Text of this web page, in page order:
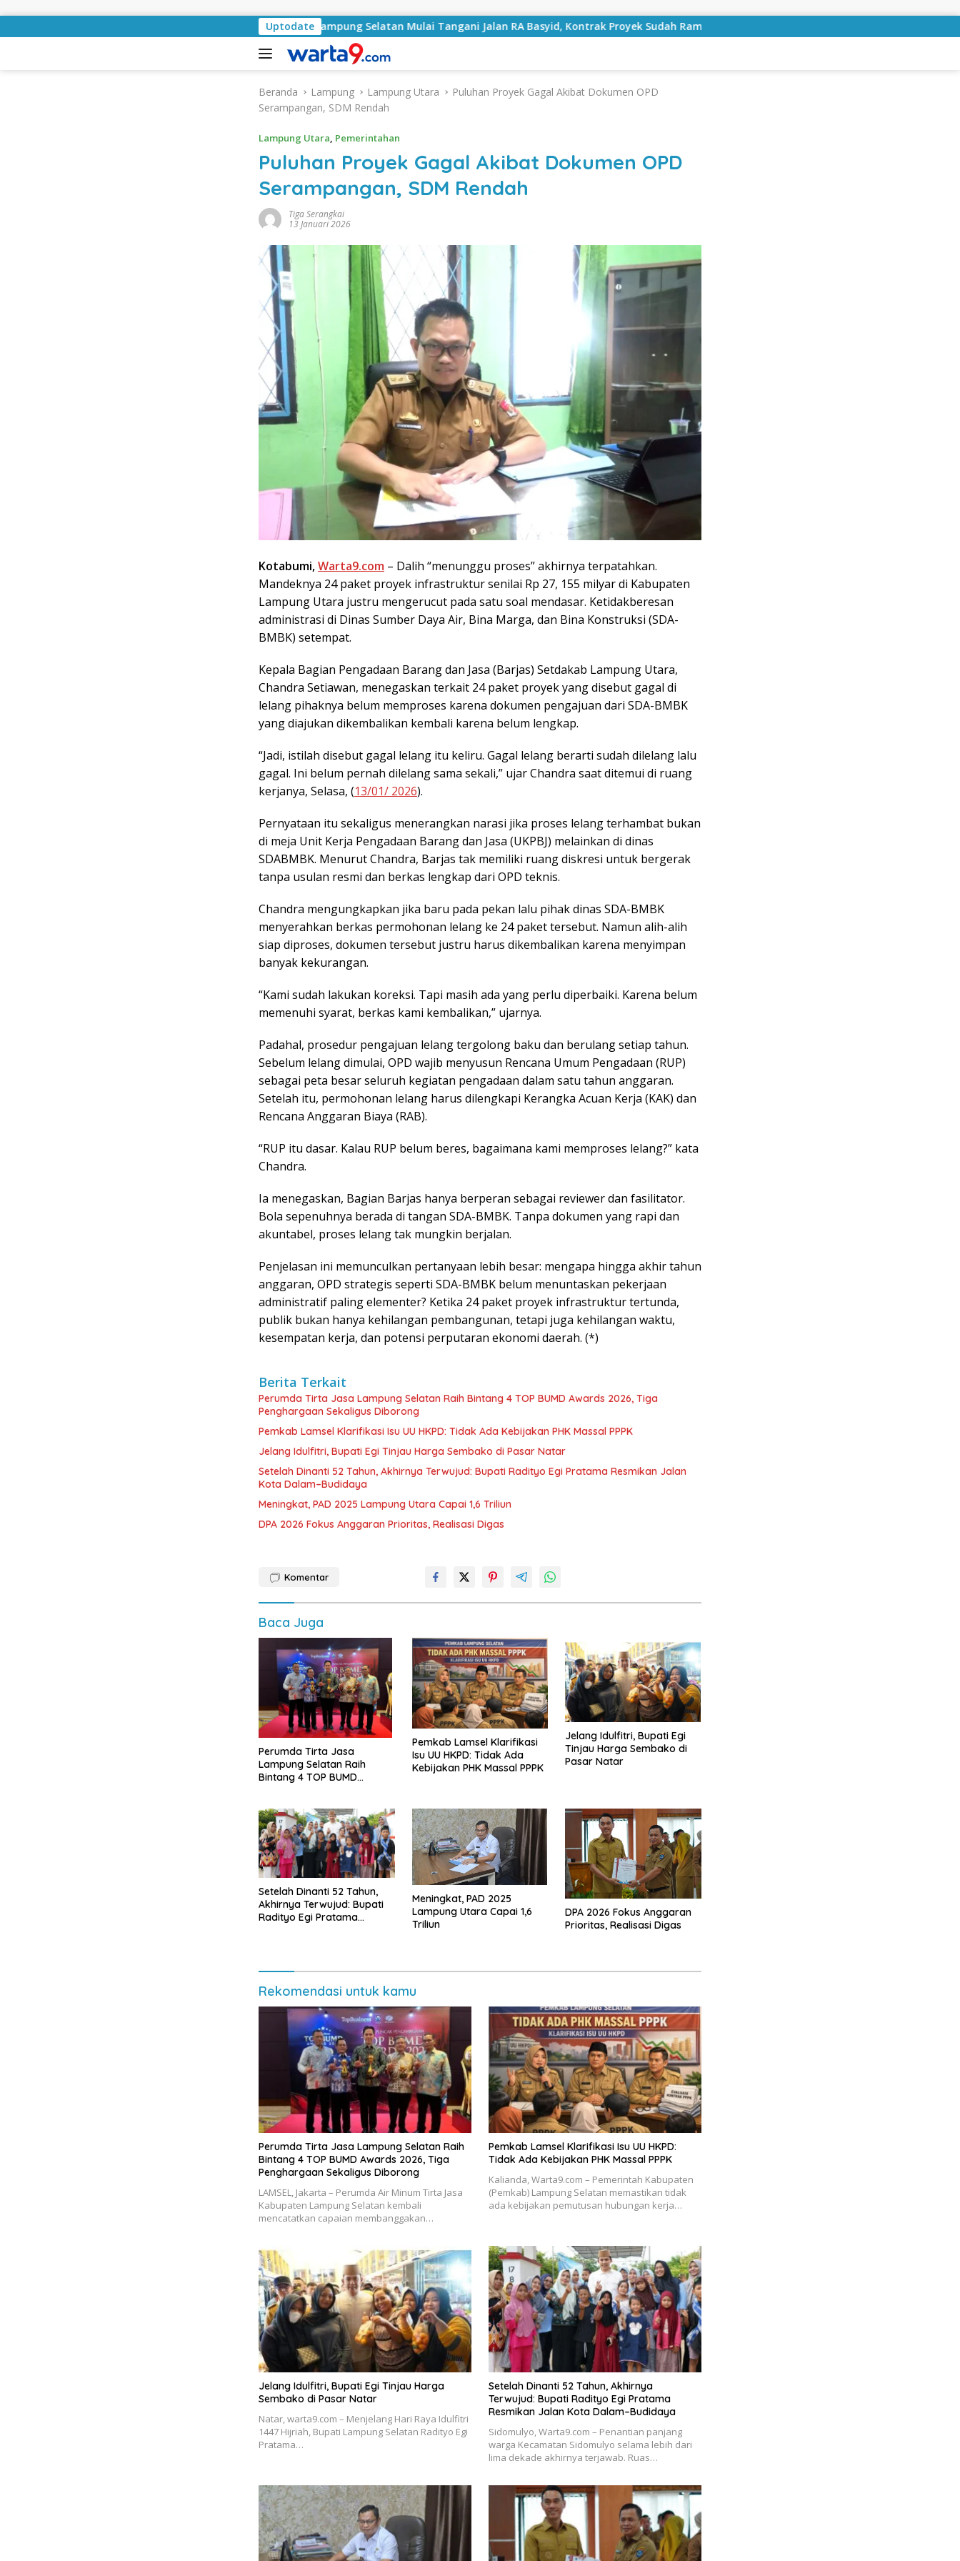
Uptodate
Pemkab Lampung Selatan Mulai Tangani Jalan RA Basyid, Kontrak Proyek Sudah Rampung Bulan Kemerdekaan, Bupati Lampung Selatan Ajak
Beranda Lampung Lampung Utara
Puluhan Proyek Gagal Akibat Dokumen OPD
Serampangan, SDM Rendah
Lampung Utara, Pemerintahan
Puluhan Proyek Gagal Akibat Dokumen OPD
Serampangan, SDM Rendah
Tiga Serangkai
13 Januari 2026
Kotabumi,Warta9.com – Dalih “menunggu proses” akhirnya terpatahkan.
Mandeknya 24 paket proyek infrastruktur senilai Rp 27, 155 milyar di Kabupaten
Lampung Utara justru mengerucut pada satu soal mendasar. Ketidakberesan
administrasi di Dinas Sumber Daya Air, Bina Marga, dan Bina Konstruksi (SDA-
BMBK) setempat.
Kepala Bagian Pengadaan Barang dan Jasa (Barjas) Setdakab Lampung Utara,
Chandra Setiawan, menegaskan terkait 24 paket proyek yang disebut gagal di
lelang pihaknya belum memproses karena dokumen pengajuan dari SDA-BMBK
yang diajukan dikembalikan kembali karena belum lengkap.
“Jadi, istilah disebut gagal lelang itu keliru. Gagal lelang berarti sudah dilelang lalu
gagal. Ini belum pernah dilelang sama sekali,” ujar Chandra saat ditemui di ruang
kerjanya, Selasa, (13/01/ 2026).
Pernyataan itu sekaligus menerangkan narasi jika proses lelang terhambat bukan
di meja Unit Kerja Pengadaan Barang dan Jasa (UKPBJ) melainkan di dinas
SDABMBK. Menurut Chandra, Barjas tak memiliki ruang diskresi untuk bergerak
tanpa usulan resmi dan berkas lengkap dari OPD teknis.
Chandra mengungkapkan jika baru pada pekan lalu pihak dinas SDA-BMBK
menyerahkan berkas permohonan lelang ke 24 paket tersebut. Namun alih-alih
siap diproses, dokumen tersebut justru harus dikembalikan karena menyimpan
banyak kekurangan.
“Kami sudah lakukan koreksi. Tapi masih ada yang perlu diperbaiki. Karena belum
memenuhi syarat, berkas kami kembalikan,” ujarnya.
Padahal, prosedur pengajuan lelang tergolong baku dan berulang setiap tahun.
Sebelum lelang dimulai, OPD wajib menyusun Rencana Umum Pengadaan (RUP)
sebagai peta besar seluruh kegiatan pengadaan dalam satu tahun anggaran.
Setelah itu, permohonan lelang harus dilengkapi Kerangka Acuan Kerja (KAK) dan
Rencana Anggaran Biaya (RAB).
“RUP itu dasar. Kalau RUP belum beres, bagaimana kami memproses lelang?” kata
Chandra.
Ia menegaskan, Bagian Barjas hanya berperan sebagai reviewer dan fasilitator.
Bola sepenuhnya berada di tangan SDA-BMBK. Tanpa dokumen yang rapi dan
akuntabel, proses lelang tak mungkin berjalan.
Penjelasan ini memunculkan pertanyaan lebih besar: mengapa hingga akhir tahun
anggaran, OPD strategis seperti SDA-BMBK belum menuntaskan pekerjaan
administratif paling elementer? Ketika 24 paket proyek infrastruktur tertunda,
publik bukan hanya kehilangan pembangunan, tetapi juga kehilangan waktu,
kesempatan kerja, dan potensi perputaran ekonomi daerah. (*)
Berita Terkait
Perumda Tirta Jasa Lampung Selatan Raih Bintang 4 TOP BUMD Awards 2026, Tiga
Penghargaan Sekaligus Diborong
Pemkab Lamsel Klarifikasi Isu UU HKPD: Tidak Ada Kebijakan PHK Massal PPPK
Jelang Idulfitri, Bupati Egi Tinjau Harga Sembako di Pasar Natar
Setelah Dinanti 52 Tahun, Akhirnya Terwujud: Bupati Radityo Egi Pratama Resmikan Jalan
Kota Dalam–Budidaya
Meningkat, PAD 2025 Lampung Utara Capai 1,6 Triliun
DPA 2026 Fokus Anggaran Prioritas, Realisasi Digas
Komentar
Baca Juga
Perumda Tirta Jasa
Lampung Selatan Raih
Bintang 4 TOP BUMD
Diborong
Pemkab Lamsel Klarifikasi
Isu UU HKPD: Tidak Ada
Kebijakan PHK Massal PPPK
Jelang Idulfitri, Bupati Egi
Tinjau Harga Sembako di
Pasar Natar
Setelah Dinanti 52 Tahun,
Akhirnya Terwujud: Bupati
Radityo Egi Pratama
Meningkat, PAD 2025
Lampung Utara Capai 1,6
Triliun
DPA 2026 Fokus Anggaran
Prioritas, Realisasi Digas
Rekomendasi untuk kamu
Perumda Tirta Jasa Lampung Selatan Raih
Bintang 4 TOP BUMD Awards 2026, Tiga
Penghargaan Sekaligus Diborong
LAMSEL, Jakarta – Perumda Air Minum Tirta Jasa
Kabupaten Lampung Selatan kembali
mencatatkan capaian membanggakan…
Pemkab Lamsel Klarifikasi Isu UU HKPD:
Tidak Ada Kebijakan PHK Massal PPPK
Kalianda, Warta9.com – Pemerintah Kabupaten
(Pemkab) Lampung Selatan memastikan tidak
ada kebijakan pemutusan hubungan kerja…
Jelang Idulfitri, Bupati Egi Tinjau Harga
Sembako di Pasar Natar
Natar, warta9.com – Menjelang Hari Raya Idulfitri
1447 Hijriah, Bupati Lampung Selatan Radityo Egi
Pratama…
Setelah Dinanti 52 Tahun, Akhirnya
Terwujud: Bupati Radityo Egi Pratama
Resmikan Jalan Kota Dalam–Budidaya
Sidomulyo, Warta9.com – Penantian panjang
warga Kecamatan Sidomulyo selama lebih dari
lima dekade akhirnya terjawab. Ruas…